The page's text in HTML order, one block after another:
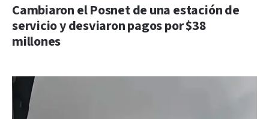
Cambiaron el Posnet de una estación de
servicio y desviaron pagos por $38
millones